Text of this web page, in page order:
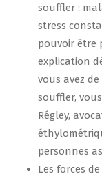
souffler :
stress
pouvoir être
explication
vous avez
souffler,
Régley,
personnes
Les forces